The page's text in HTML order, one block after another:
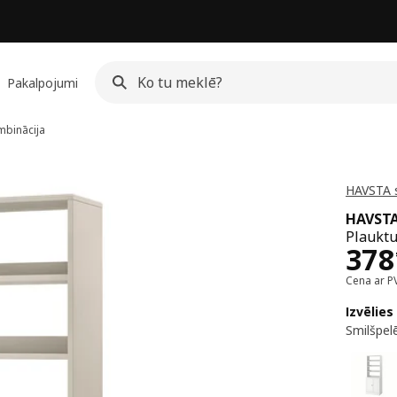
Pakalpojumi
HAVSTA
378
Cena ar